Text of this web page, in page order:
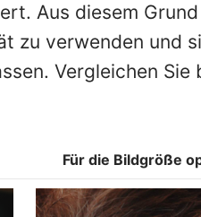
Aus diesem
zu verwenden und
Vergleichen Sie
Für die Bildgröße